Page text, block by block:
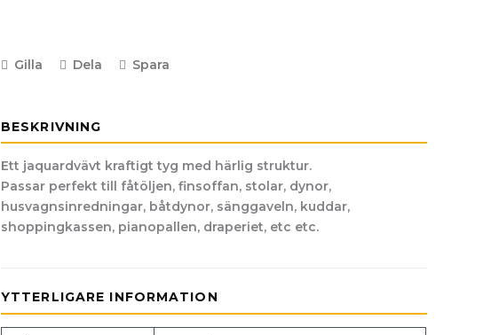
Gilla Dela Spara
BESKRIVNING
Ett jaquardvävt kraftigt tyg med härlig struktur.
Passar perfekt till fåtöljen, finsoffan, stolar, dynor,
husvagnsinredningar, båtdynor, sänggaveln, kuddar,
shoppingkassen, pianopallen, draperiet, etc etc.
YTTERLIGARE INFORMATION